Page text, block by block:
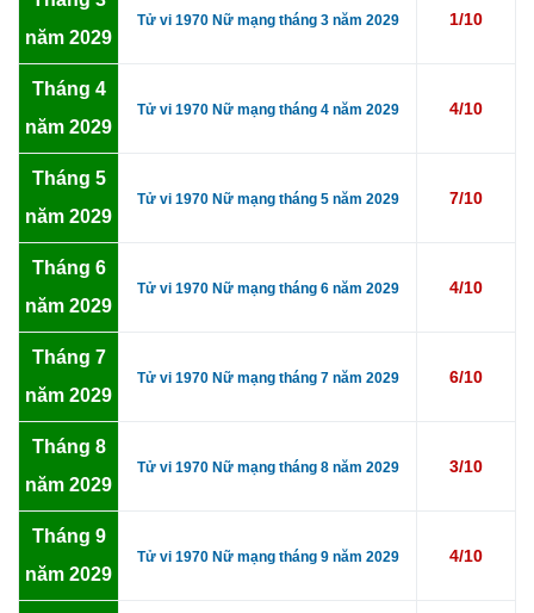
năm 2029
Tử vi 1970 Nữ mạng tháng 3 năm 2029 1/10
Tháng 4
năm 2029
Tử vi 1970 Nữ mạng tháng 4 năm 2029 4/10
Tháng 5
năm 2029
Tử vi 1970 Nữ mạng tháng 5 năm 2029 7/10
Tháng 6
năm 2029
Tử vi 1970 Nữ mạng tháng 6 năm 2029 4/10
Tháng 7
năm 2029
Tử vi 1970 Nữ mạng tháng 7 năm 2029 6/10
Tháng 8
năm 2029
Tử vi 1970 Nữ mạng tháng 8 năm 2029 3/10
Tháng 9
năm 2029
Tử vi 1970 Nữ mạng tháng 9 năm 2029 4/10